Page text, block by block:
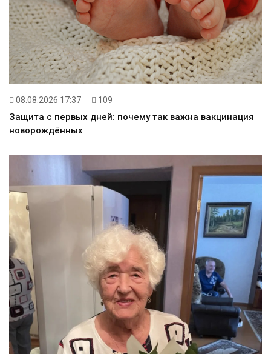
08.08.2026 17:37 109
Защита с первых дней: почему так важна вакцинация
новорождённых